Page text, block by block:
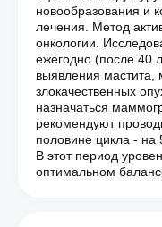
новообразования и
лечения. Метод
онкологии.
ежегодно (после 40
выявления мастита,
злокачественных
назначаться
рекомендуют
половине цикла - на
В этот период
оптимальном